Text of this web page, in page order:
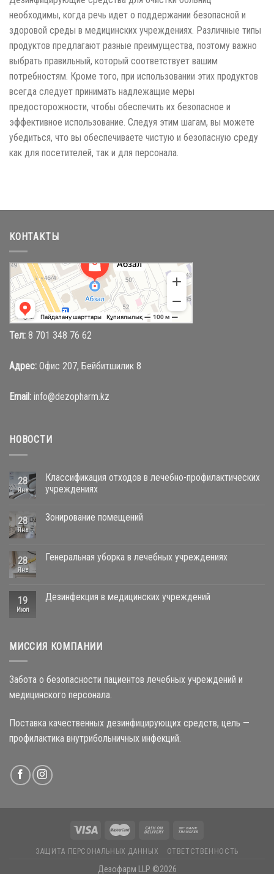
необходимы, когда речь идет о поддержании безопасной и
здоровой среды в медицинских учреждениях. Различные типы
продуктов предлагают разные преимущества, поэтому важно
выбрать правильный, который соответствует вашим
потребностям. Кроме того, при использовании этих продуктов
всегда следует принимать надлежащие меры
предосторожности, чтобы обеспечить их безопасное и
эффективное использование. Следуя этим шагам, вы можете
убедиться, что вы обеспечиваете чистую и безопасную среду
как для посетителей, так и для персонала.
КОНТАКТЫ
Абзал
Торговый центр в Караганде
Магазин одежды в Караганде
Тел: 8 701 348 76 62
Адрес: Офис 207, Бейбитшилик 8
Email: info@dezopharm.kz
НОВОСТИ
28
Янв
Классификация отходов в лечебно-профилактических
учреждениях
28
Янв
Зонирование помещений
28
Янв
Генеральная уборка в лечебных учреждениях
19
Июл
Дезинфекция в медицинских учреждений
МИССИЯ КОМПАНИИ
Забота о безопасности пациентов лечебных учреждений и
медицинского персонала.
Поставка качественных дезинфицирующих средств, цель —
профилактика внутрибольничных инфекций.
ЗАЩИТА ПЕРСОНАЛЬНЫХ ДАННЫХ ОТВЕТСТВЕННОСТЬ
Дезофарм LLP ©2026